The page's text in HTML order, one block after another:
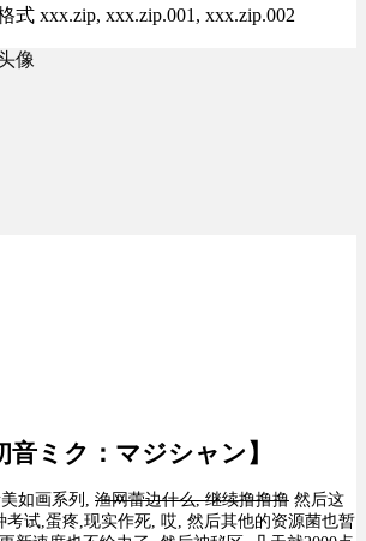
式 xxx.zip, xxx.zip.001, xxx.zip.002
音ミク：マジシャン】
如画系列, 渔网蕾边什么, 继续撸撸撸 然后这
考试,蛋疼,现实作死, 哎, 然后其他的资源菌也暂